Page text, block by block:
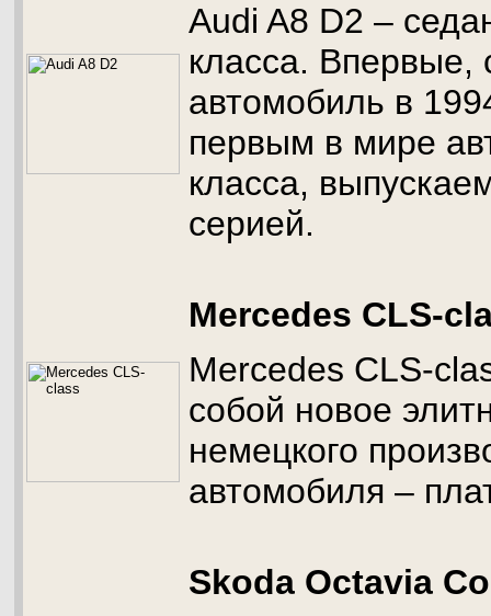
Audi A8 D2 –
класса. Впервые,
автомобиль в
первым в мире
класса,
серией.
Mercedes CLS-
Mercedes CLS-
собой новое
немецкого
автомобиля –
Skoda Octavia